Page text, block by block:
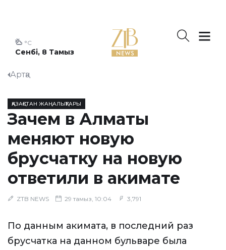
Сенбі, 8 Тамыз
°C
Артқа
ҚАЗАҚСТАН ЖАҢАЛЫҚТАРЫ
Зачем в Алматы
меняют новую
брусчатку на новую
ответили в акимате
ZTB NEWS 29 тамыз, 10:04 3,791
По данным акимата, в последний раз
брусчатка на данном бульваре была